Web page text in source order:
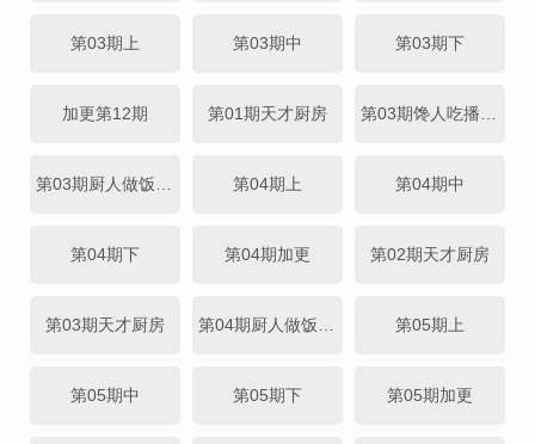
第03期上 第03期中 第03期下
加更第12期 第01期天才厨房
第04期上 第04期中
第04期下 第04期加更 第02期天才厨房
第03期天才厨房 第05期上
第05期中 第05期下 第05期加更